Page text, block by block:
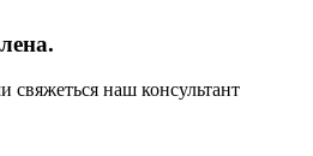
наш консультант